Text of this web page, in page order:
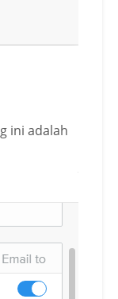
ini adalah